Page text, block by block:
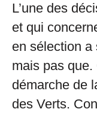
L’une des
et qui
en sélection a
mais pas que.
démarche de
des Verts.